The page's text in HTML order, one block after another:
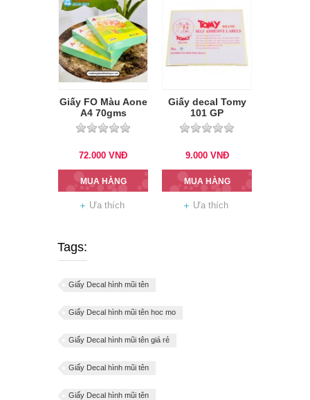
Giấy FO Màu Aone
A4 70gms
72.000 VNĐ
MUA HÀNG
Ưa thích
Giấy decal Tomy
101 GP
9.000 VNĐ
MUA HÀNG
Ưa thích
Tags:
Giấy Decal hình mũi tên
Giấy Decal hình mũi tên hoc mo
Giấy Decal hình mũi tên giá rẻ
Giấy Decal hình mũi tên
Giấy Decal hình mũi tên